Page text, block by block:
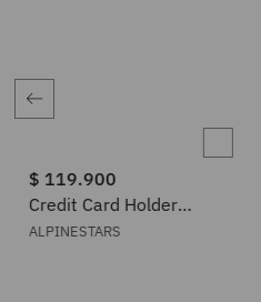
$ 119.900
Credit Card Holder
Alpinestars Ageless
ALPINESTARS